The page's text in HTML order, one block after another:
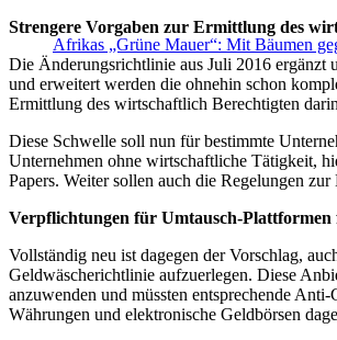
Afrikas „Grüne Mauer“: Mit Bäumen
Strengere Vorgaben zur Ermittlung des
Die Änderungsrichtlinie aus Juli 2016 ergänzt
und erweitert werden die ohnehin schon
Ermittlung des wirtschaftlich Berechtigten
Diese Schwelle soll nun für bestimmte
Unternehmen ohne wirtschaftliche Tätigkeit,
Papers. Weiter sollen auch die Regelungen
Verpflichtungen für Umtausch-
Vollständig neu ist dagegen der Vorschlag,
Geldwäscherichtlinie aufzuerlegen. Diese
anzuwenden und müssten entsprechende
Währungen und elektronische Geldbörsen